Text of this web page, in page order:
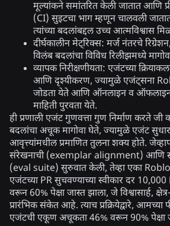
मूल्यांकने समांतरित केली जातात आणि
(CI) सुइटचा भाग म्हणून चालवली
त्यांच्या बदलांबद्दल उच्च आत्मविश्वास
दीर्घकालीन मेट्रिक्स: मर्ज नंतरचे
विलंब बदलांचा विविध रिलीझमध्ये
व्यापक निरीक्षणीयता: एजंटच्या
आणि दृश्यीकरण, ज्यामुळे एजंट्सना
जोडता येते आणि ऑनलाइन व
माहिती पुरवता येते.
ही प्रणाली एजंट गुणवत्ता गुण निर्माण करते जी
बदलांचा अचूक मागोवा घेते, ज्यामुळे एजंट
आवृत्त्यांमधील प्रमाणित तुलना शक्य होते.
संरेखनाची (exemplar alignment) आणि
(eval suite) सुरुवात केली, तेव्हा एका
एजंटच्या PR सुचवण्याच्या स्वीकार दर
वरून 60% पेक्षा जास्त झाला, जे विश्वासार्ह,
प्रारंभिक संकेत आहे. त्याच प्रक्रियेद्वारे,
एजंटची एकूण अचूकता 46% वरून 90% पेक्षा